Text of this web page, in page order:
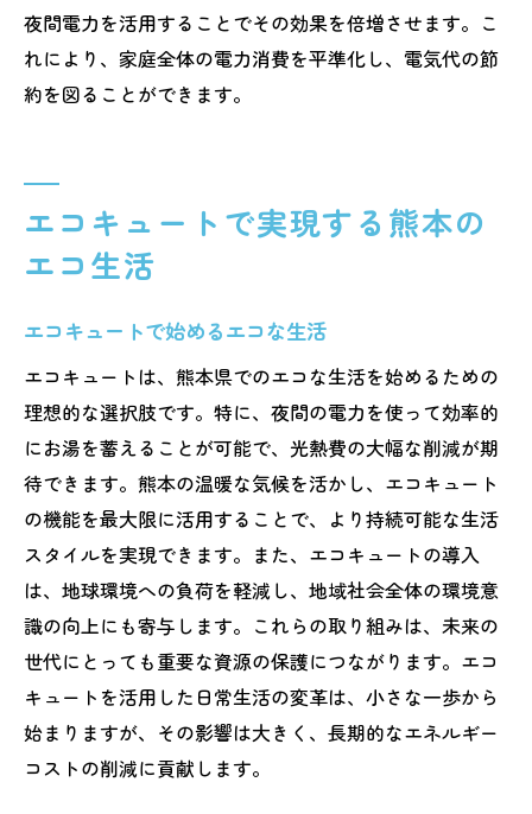
夜間電力を活用することでその効果を倍増させます。こ
れにより、家庭全体の電力消費を平準化し、電気代の節
約を図ることができます。
エコキュートで実現する熊本の
エコ生活
エコキュートで始めるエコな生活
エコキュートは、熊本県でのエコな生活を始めるための
理想的な選択肢です。特に、夜間の電力を使って効率的
にお湯を蓄えることが可能で、光熱費の大幅な削減が期
待できます。熊本の温暖な気候を活かし、エコキュート
の機能を最大限に活用することで、より持続可能な生活
スタイルを実現できます。また、エコキュートの導入
は、地球環境への負荷を軽減し、地域社会全体の環境意
識の向上にも寄与します。これらの取り組みは、未来の
世代にとっても重要な資源の保護につながります。エコ
キュートを活用した日常生活の変革は、小さな一歩から
始まりますが、その影響は大きく、長期的なエネルギー
コストの削減に貢献します。